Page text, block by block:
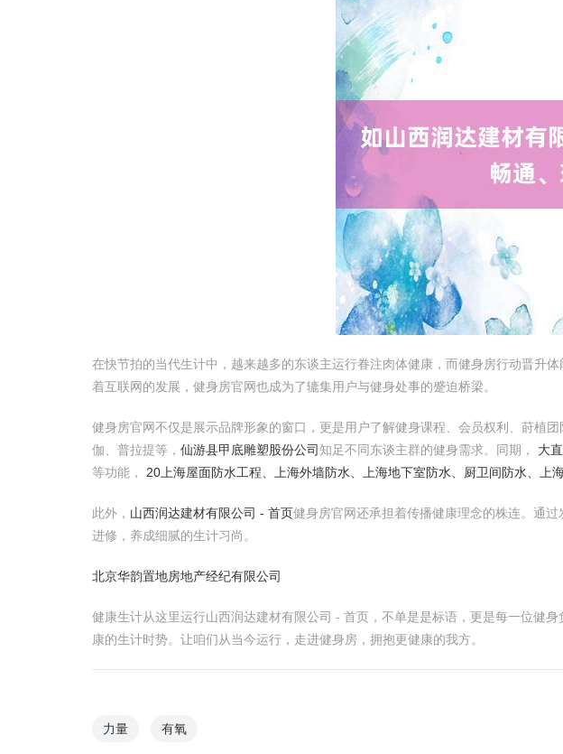
在快节拍的当代生计中，越来越多的东谈主运行眷注肉体健康，而健身房行动晋升
着互联网的发展，健身房官网也成为了辘集用户与健身处事的蹙迫桥梁。
健身房官网不仅是展示品牌形象的窗口，更是用户了解健身课程、会员权利、莳植
伽、普拉提等， 仙游县甲底雕塑股份公司知足不同东谈主群的健身需求。同期， 大
等功能， 20上海屋面防水工程、上海外墙防水、上海地下室防水、厨卫间防水、上
此外， 山西润达建材有限公司 - 首页健身房官网还承担着传播健康理念的株连。通
进修，养成细腻的生计习尚。
北京华韵置地房地产经纪有限公司
健康生计从这里运行山西润达建材有限公司 - 首页，不单是是标语，更是每一位健
康的生计时势。让咱们从当今运行，走进健身房，拥抱更健康的我方。
力量 有氧